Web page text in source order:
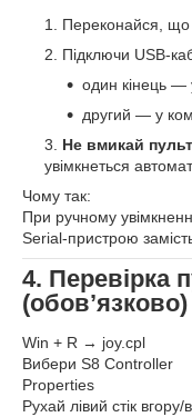
Переконайся, що
Підключи USB-
один кінець —
другий — у
Не вмикай
увімкнеться
Чому так:
При ручному
Serial-пристрою
4. Перевірка
(обов’язково)
Win + R → joy.cpl
Вибери S8 Controller
Properties
Рухай лівий стік вгору/